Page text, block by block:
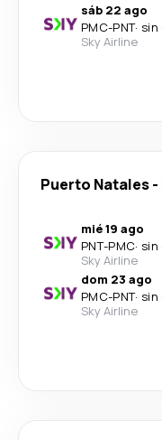
sáb 22 ago
PMC-PNT· sin
Sky Airline
Puerto Natales-
mié 19 ago
PNT-PMC· sin
Sky Airline
dom 23 ago
PMC-PNT· sin
Sky Airline